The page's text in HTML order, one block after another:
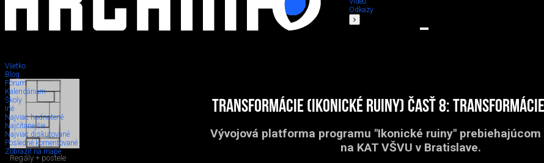
Odkazy
Všetko
Blog
Fórum
Kalendárium
Školy
Iné
Najviac hodnotené
Najčítanejšie
Najviac diskutované
Posledné komentované
Zobraziť na mape
Transformácie (Ikonické ruiny) časť 8:
Vývojová platforma programu "Ikonické ruiny" prebiehajúcom
na KAT VŠVU v Bratislave.
Regály + postele